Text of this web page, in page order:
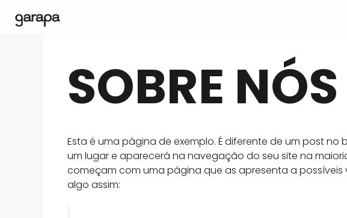
SOBRE NÓS
Esta é uma página de exemplo. É diferente de um post
um lugar e aparecerá na navegação do seu site na
começam com uma página que as apresenta a possíveis
algo assim: